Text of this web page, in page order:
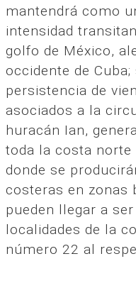
mantendrá como
intensidad
golfo de México,
occidente de
persistencia de
asociados a la
huracán Ian,
toda la costa norte
donde se
costeras en zonas
pueden llegar a
localidades de la
número 22 al